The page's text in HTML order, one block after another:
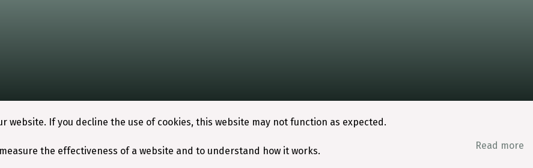
website. If you decline the use of cookies, this website may not function as expected.
Read more
the effectiveness of a website and to understand how it works.